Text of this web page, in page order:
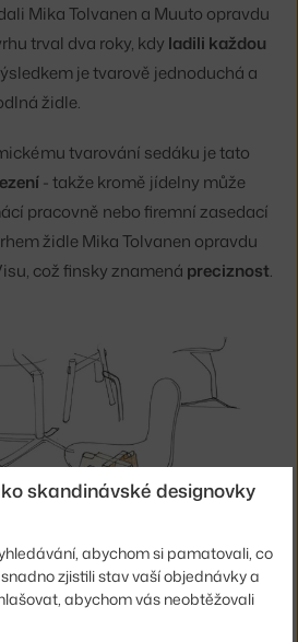
Mika Tolvanen a Muuto opravdu
trval dva roky, kdy ladili každou
je tvarově jednoduchá a
židle.
tvarování sedáku je tato
- takže kromě jídelny může
pracovně nebo firemní zasedací
židle Mika Tolvanen opravdu
což finsky znamená preciznost.
skandinávské designovky
abychom si pamatovali, co
zjistili stav vaší objednávky a
abychom vás neobtěžovali